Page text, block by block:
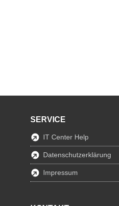
SERVICE
IT Center Help
Datenschutzerklärung
Impressum